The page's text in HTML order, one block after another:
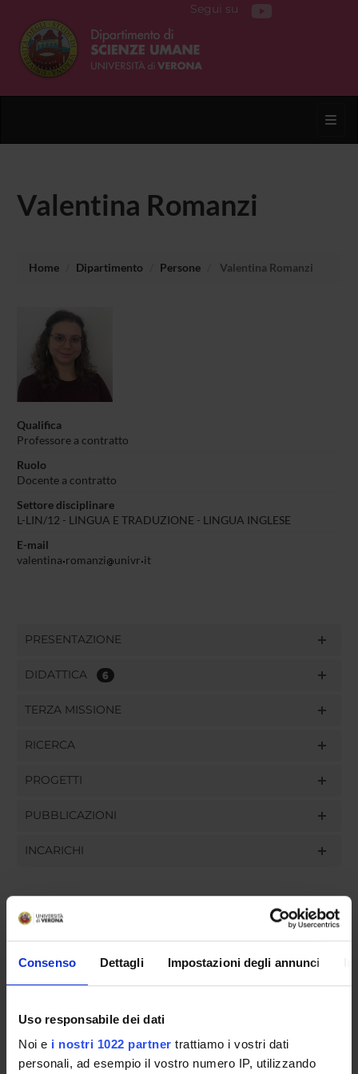
Consenso Dettagli Impostazioni degli annunci
Uso responsabile dei dati
Noi e i nostri 1022 partner trattiamo i vostri dati
personali, ad esempio il vostro numero IP, utilizzando
Segui su
Valentina Romanzi
Home Dipartimento Persone Valentina Romanzi
Qualifica
Professore a contratto
Ruolo
Docente a contratto
Settore disciplinare
L-LIN/12 - LINGUA E TRADUZIONE - LINGUA INGLESE
E-mail
valentina romanzi univr it
PRESENTAZIONE
DIDATTICA 6
TERZA MISSIONE
RICERCA
PROGETTI
PUBBLICAZIONI
INCARICHI
ORGANIZZAZIONE
UFFICI E STRUTTURE DI SERVIZIO